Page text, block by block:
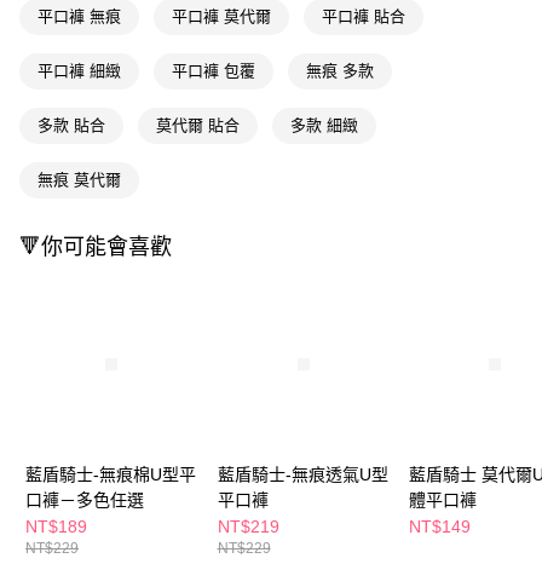
https://aftee.tw/terms/#terms3
任。
時審查核予不同之上限額度；若仍有額度不足之情形，本公司將視審查結果
恩沛科技股份有限公司將有權停止該用戶之使用額度並採取法律行動。
每筆NT$100，滿NT$790(含以上)免運費
付款後寶雅門市自取(由倉庫統一出貨)
平口褲 無痕 平口褲 莫代爾 平口褲 貼合
平口褲 細緻 平口褲 包覆 無痕 多款
多款 貼合 莫代爾 貼合 多款 細緻
無痕 莫代爾
🔻你可能會喜歡
藍盾騎士-無痕棉U型平
口褲－多色任選
NT$189
NT$229
藍盾騎士-無痕透氣U型
平口褲
NT$219
NT$229
藍盾騎士 莫代爾
體平口褲
NT$149